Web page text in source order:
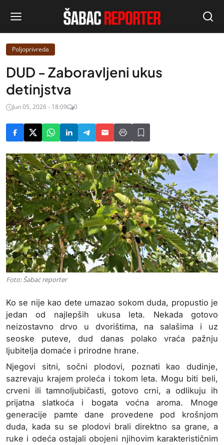
Poljoprivreda
DUD - Zaboravljeni ukus
detinjstva
Jun 05, 2026 - 18:09 0
Foto: Šabac reporter
Ko se nije kao dete umazao sokom duda, propustio je
jedan od najlepših ukusa leta. Nekada gotovo
neizostavno drvo u dvorištima, na salašima i uz
seoske puteve, dud danas polako vraća pažnju
ljubitelja domaće i prirodne hrane.
Njegovi sitni, sočni plodovi, poznati kao dudinje,
sazrevaju krajem proleća i tokom leta. Mogu biti beli,
crveni ili tamnoljubičasti, gotovo crni, a odlikuju ih
prijatna slatkoća i bogata voćna aroma. Mnoge
generacije pamte dane provedene pod krošnjom
duda, kada su se plodovi brali direktno sa grane, a
ruke i odeća ostajali obojeni njihovim karakterističnim